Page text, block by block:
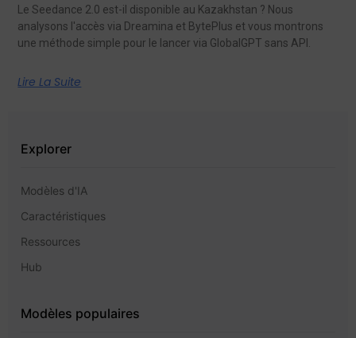
Le Seedance 2.0 est-il disponible au Kazakhstan ? Nous
analysons l'accès via Dreamina et BytePlus et vous montrons
une méthode simple pour le lancer via GlobalGPT sans API.
Lire La Suite
Explorer
Modèles d'IA
Caractéristiques
Ressources
Hub
Modèles populaires